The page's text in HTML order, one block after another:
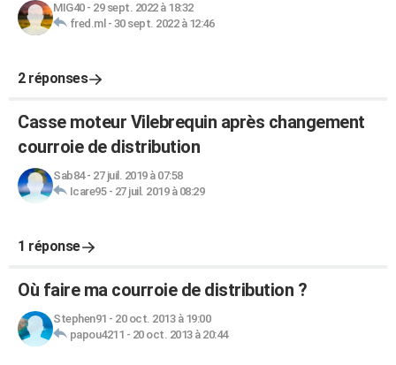
MIG40- 29 sept. 2022 à 18:32
fred.ml - 30 sept. 2022 à 12:46
2 réponses
Casse moteur Vilebrequin après changement
courroie de distribution
Sab84- 27 juil. 2019 à 07:58
Icare95- 27 juil. 2019 à 08:29
1 réponse
Où faire ma courroie de distribution ?
Stephen91 - 20 oct. 2013 à 19:00
papou4211 - 20 oct. 2013 à 20:44